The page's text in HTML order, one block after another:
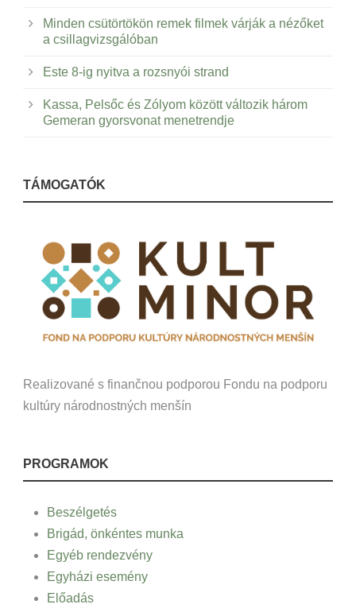
Minden csütörtökön remek filmek várják a nézőket
a csillagvizsgálóban
Este 8-ig nyitva a rozsnyói strand
Kassa, Pelsőc és Zólyom között változik három
Gemeran gyorsvonat menetrendje
TÁMOGATÓK
Realizované s finančnou podporou Fondu na podporu
kultúry národnostných menšín
PROGRAMOK
Beszélgetés
Brigád, önkéntes munka
Egyéb rendezvény
Egyházi esemény
Előadás